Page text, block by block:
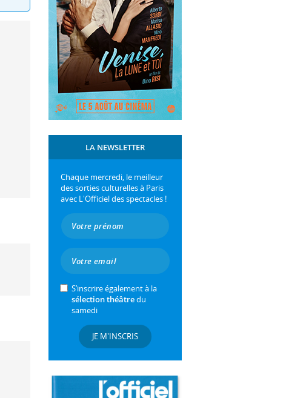
LA NEWSLETTER
Chaque mercredi, le meilleur
des sorties culturelles à Paris
avec L'Officiel des spectacles !
S’inscrire également à la
sélection théâtredu
samedi
JE M'INSCRIS